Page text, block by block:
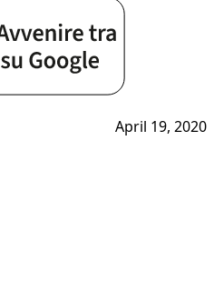
April 19, 2020